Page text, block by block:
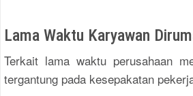
Lama Waktu Karyawan
Terkait lama waktu perusahaan
tergantung pada kesepakatan